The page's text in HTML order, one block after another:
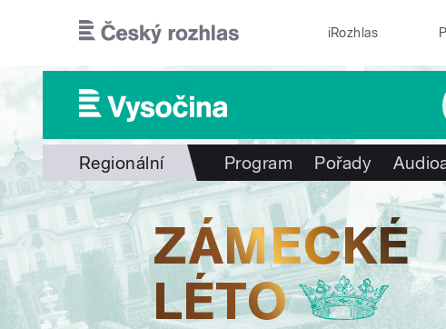
iRozhlas
Regionální Program Pořady